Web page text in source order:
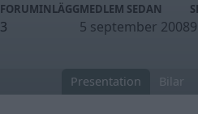
FORUMINLÄGG
3
MEDLEM SEDAN
5 september 2008
Presentation Bilar